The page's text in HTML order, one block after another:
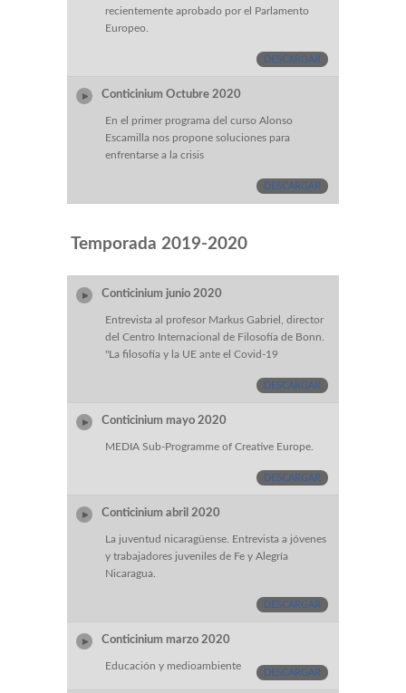
recientemente aprobado por el Parlamento
Europeo.
DESCARGAR
Conticinium Octubre 2020
En el primer programa del curso Alonso
Escamilla nos propone soluciones para
enfrentarse a la crisis
DESCARGAR
Temporada 2019-2020
Conticinium junio 2020
Entrevista al profesor Markus Gabriel, director
del Centro Internacional de Filosofía de Bonn.
"La filosofía y la UE ante el Covid-19
DESCARGAR
Conticinium mayo 2020
MEDIA Sub-Programme of Creative Europe.
DESCARGAR
Conticinium abril 2020
La juventud nicaragüense. Entrevista a jóvenes
y trabajadores juveniles de Fe y Alegría
Nicaragua.
DESCARGAR
Conticinium marzo 2020
Educación y medioambiente
DESCARGAR